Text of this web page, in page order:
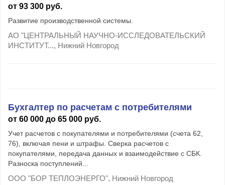
от 93 300 руб.
Развитие производственной системы.
АО "ЦЕНТРАЛЬНЫЙ НАУЧНО-ИССЛЕДОВАТЕЛЬСКИЙ
ИНСТИТУТ..., Нижний Новгород
Бухгалтер по расчетам с потребителями
от 60 000 до 65 000 руб.
Учет расчетов с покупателями и потребителями (счета 62,
76), включая пени и штрафы. Сверка расчетов с
покупателями, передача данных и взаимодействие с СБК.
Разноска поступлений...
ООО "БОР ТЕПЛОЭНЕРГО", Нижний Новгород